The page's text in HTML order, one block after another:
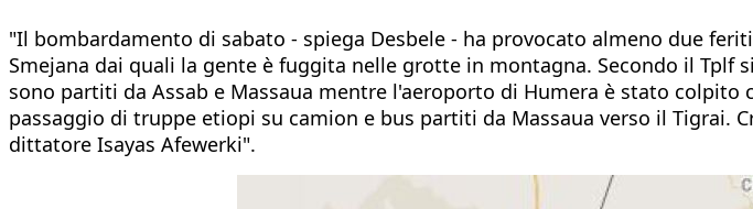
"Il bombardamento di sabato - spiega Desbele - ha provocato almeno due
Smejana dai quali la gente è fuggita nelle grotte in montagna. Secondo il
sono partiti da Assab e Massaua mentre l'aeroporto di Humera è stato
passaggio di truppe etiopi su camion e bus partiti da Massaua verso il Tigrai.
dittatore Isayas Afewerki".